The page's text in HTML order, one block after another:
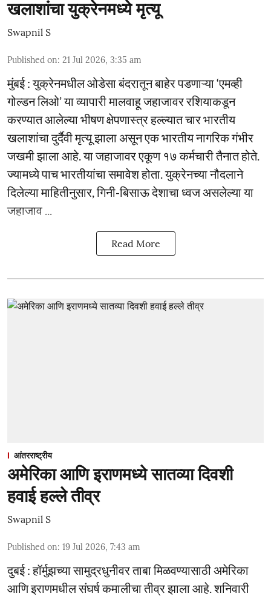
खलाशांचा युक्रेनमध्ये मृत्यू
Swapnil S
Published on: 21 Jul 2026, 3:35 am
मुंबई : युक्रेनमधील ओडेसा बंदरातून बाहेर पडणाऱ्या ‘एमव्ही
गोल्डन लिओ’ या व्यापारी मालवाहू जहाजावर रशियाकडून
करण्यात आलेल्या भीषण क्षेपणास्त्र हल्ल्यात चार भारतीय
खलाशांचा दुर्दैवी मृत्यू झाला असून एक भारतीय नागरिक गंभीर
जखमी झाला आहे. या जहाजावर एकूण १७ कर्मचारी तैनात होते.
ज्यामध्ये पाच भारतीयांचा समावेश होता. युक्रेनच्या नौदलाने
दिलेल्या माहितीनुसार, गिनी-बिसाऊ देशाचा ध्वज असलेल्या या
जहाजाव ...
Read More
आंतरराष्ट्रीय
अमेरिका आणि इराणमध्ये सातव्या दिवशी
हवाई हल्ले तीव्र
Swapnil S
Published on: 19 Jul 2026, 7:43 am
दुबई : हॉर्मुझच्या सामुद्रधुनीवर ताबा मिळवण्यासाठी अमेरिका
आणि इराणमधील संघर्ष कमालीचा तीव्र झाला आहे. शनिवारी